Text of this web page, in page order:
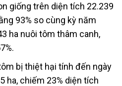
giống trên diện tích 22.239
93% so cùng kỳ năm
ha nuôi tôm thâm canh,
bị thiệt hại tính đến ngày
ha, chiếm 23% diện tích